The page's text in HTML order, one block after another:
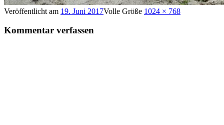
Veröffentlicht am 19. Juni 2017Volle Größe 1024 × 768
Kommentar verfassen